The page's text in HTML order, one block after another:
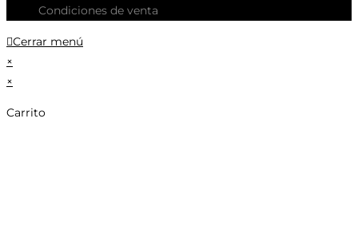
Condiciones de venta
Cerrar menú
×
×
Carrito